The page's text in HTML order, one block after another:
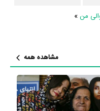
هنرمندان و آثار سینما،من»
مشاهده همه